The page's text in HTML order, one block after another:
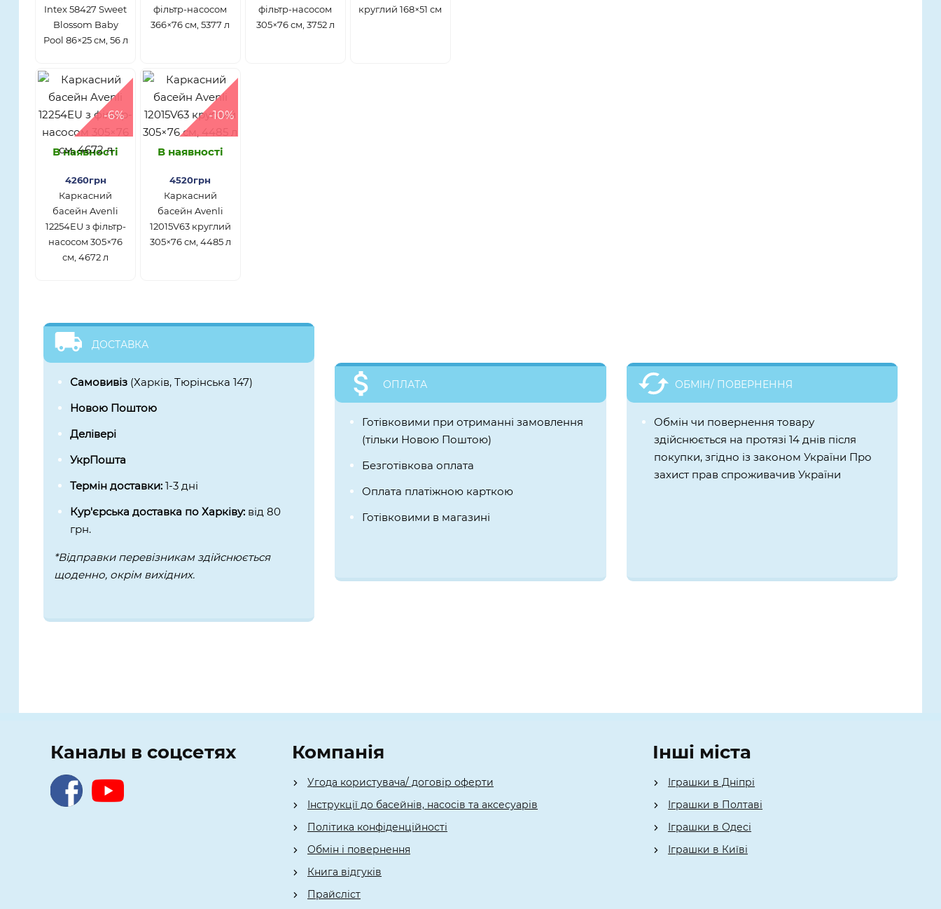
Intex 58427 Sweet
Blossom Baby
Pool 86×25 см, 56 л
фільтр-насосом
366×76 см, 5377 л
фільтр-насосом
305×76 см, 3752 л
круглий 168×51 см
-6%
В наявності
4260грн
Каркасний
басейн Avenli
12254EU з фільтр-
насосом 305×76
см, 4672 л
-10%
В наявності
4520грн
Каркасний
басейн Avenli
12015V63 круглий
305×76 см, 4485 л
ДОСТАВКА
Самовивіз (Харків, Тюрінська 147)
Новою Поштою
Делівері
УкрПошта
Термін доставки:1-3 дні
Кур'єрська доставка по Харківу: від 80
грн.
*Відправки перевізникам здійснюється
щоденно, окрім вихідних.
ОПЛАТА
Готівковими при отриманні замовлення
(тільки Новою Поштою)
Безготівкова оплата
Оплата платіжною карткою
Готівковими в магазині
ОБМІН/ ПОВЕРНЕННЯ
Обмін чи повернення товару
здійснюється на протязі 14 днів після
покупки, згідно із законом України Про
захист прав спроживачив України
Каналы в соцсетях Компанія
Угода користувача/ договір оферти
Інструкції до басейнів, насосів та аксесуарів
Політика конфіденційності
Обмін і повернення
Книга відгуків
Прайсліст
Інші міста
Іграшки в Дніпрі
Іграшки в Полтаві
Іграшки в Одесі
Іграшки в Київі